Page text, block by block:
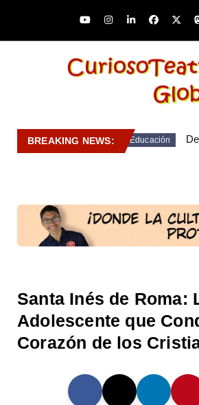
BREAKING NEWS: Educación
Santa Inés de Roma:
Adolescente que
Corazón de los